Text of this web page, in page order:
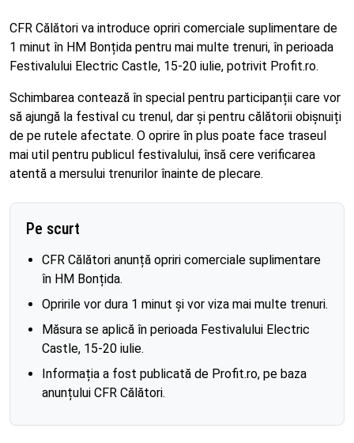
CFR Călători va introduce opriri comerciale suplimentare de
1 minut în HM Bonțida pentru mai multe trenuri, în perioada
Festivalului Electric Castle, 15-20 iulie, potrivit Profit.ro.
Schimbarea contează în special pentru participanții care vor
să ajungă la festival cu trenul, dar și pentru călătorii obișnuiți
de pe rutele afectate. O oprire în plus poate face traseul
mai util pentru publicul festivalului, însă cere verificarea
atentă a mersului trenurilor înainte de plecare.
Pe scurt
CFR Călători anunță opriri comerciale suplimentare
în HM Bonțida.
Opririle vor dura 1 minut și vor viza mai multe trenuri.
Măsura se aplică în perioada Festivalului Electric
Castle, 15-20 iulie.
Informația a fost publicată de Profit.ro, pe baza
anunțului CFR Călători.